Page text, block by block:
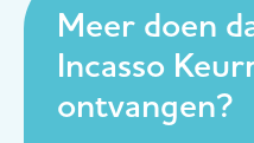
Meer doen
Incasso
ontvangen?